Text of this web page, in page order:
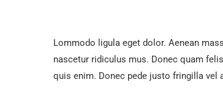
Lommodo ligula eget dolor. Aenean
nascetur ridiculus mus. Donec quam
quis enim. Donec pede justo fringilla vel